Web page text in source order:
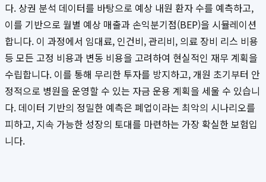
다. 상권 분석 데이터를 바탕으로 예상 내원 환자 수를 예측하고,
이를 기반으로 월별 예상 매출과 손익분기점(BEP)을 시뮬레이션
합니다. 이 과정에서 임대료, 인건비, 관리비, 의료 장비 리스 비용
등 모든 고정 비용과 변동 비용을 고려하여 현실적인 재무 계획을
수립합니다. 이를 통해 무리한 투자를 방지하고, 개원 초기부터 안
정적으로 병원을 운영할 수 있는 자금 운용 계획을 세울 수 있습니
다. 데이터 기반의 정밀한 예측은 폐업이라는 최악의 시나리오를
피하고, 지속 가능한 성장의 토대를 마련하는 가장 확실한 보험입
니다.